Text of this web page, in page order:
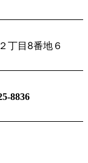
丁目8番地６
8836